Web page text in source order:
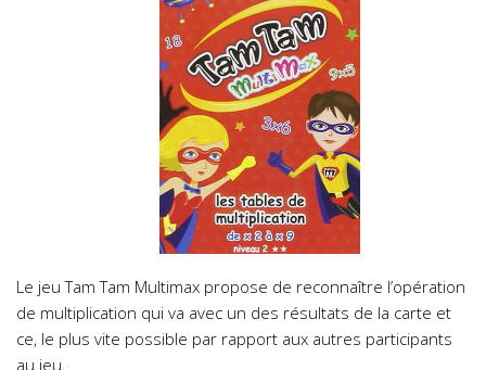
Le jeu Tam Tam Multimax propose de reconnaître l’opération
de multiplication qui va avec un des résultats de la carte et
ce, le plus vite possible par rapport aux autres participants
au jeu.